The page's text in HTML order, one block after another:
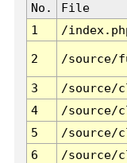
No. File
1
/
2 /source/
3 /source/
4
/source/
5
/source/
6
/source/